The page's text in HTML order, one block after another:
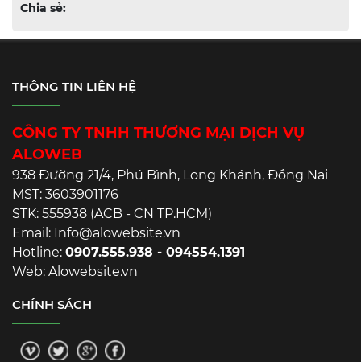
Chia sẻ:
THÔNG TIN LIÊN HỆ
CÔNG TY TNHH THƯƠNG MẠI DỊCH VỤ
ALOWEB
938 Đường 21/4, Phú Bình, Long Khánh, Đồng Nai
MST: 3603901176
STK: 555938 (ACB - CN TP.HCM)
Email: Info@alowebsite.vn
Hotline: 0907.555.938 - 094554.1391
Web: Alowebsite.vn
CHÍNH SÁCH